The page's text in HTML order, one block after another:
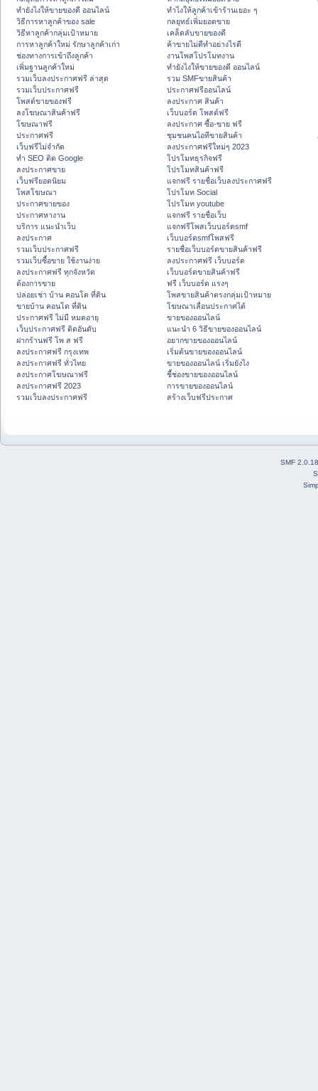
ทํายังไงให้ขายของดี ออนไลน์
วิธีการหาลูกค้าของ sale
วิธีหาลูกค้ากลุ่มเป้าหมาย
การหาลูกค้าใหม่ รักษาลูกค้าเก่า
ช่องทางการเข้าถึงลูกค้า
เพิ่มฐานลูกค้าใหม่
รวมเว็บลงประกาศฟรี ล่าสุด
รวมเว็บประกาศฟรี
โพสต์ขายของฟรี
ลงโฆษณาสินค้าฟรี
โฆษณาฟรี
ประกาศฟรี
เว็บฟรีไม่จำกัด
ทำ SEO ติด Google
ลงประกาศขาย
เว็บฟรียอดนิยม
โพสโฆษณา
ประกาศขายของ
ประกาศหางาน
บริการ แนะนำเว็บ
ลงประกาศ
รวมเว็บประกาศฟรี
รวมเว็บซื้อขาย ใช้งานง่าย
ลงประกาศฟรี ทุกจังหวัด
ต้องการขาย
ปล่อยเช่า บ้าน คอนโด ที่ดิน
ขายบ้าน คอนโด ที่ดิน
ประกาศฟรี ไม่มี หมดอายุ
เว็บประกาศฟรี ติดอันดับ
ฝากร้านฟรี โพ ส ฟรี
ลงประกาศฟรี กรุงเทพ
ลงประกาศฟรี ทั่วไทย
ลงประกาศโฆษณาฟรี
ลงประกาศฟรี 2023
รวมเว็บลงประกาศฟรี
ทําไงให้ลูกค้าเข้าร้านเยอะ ๆ
กลยุทธ์เพิ่มยอดขาย
เคล็ดลับขายของดี
ค้าขายไม่ดีทำอย่างไรดี
งานโพสโปรโมทงาน
ทํายังไงให้ขายของดี ออนไลน์
รวม SMFขายสินค้า
ประกาศฟรีออนไลน์
ลงประกาศ สินค้า
เว็บบอร์ด โพสต์ฟรี
ลงประกาศ ซื้อ-ขาย ฟรี
ชุมชนคนไอทีขายสินค้า
ลงประกาศฟรีใหม่ๆ 2023
โปรโมทธุรกิจฟรี
โปรโมทสินค้าฟรี
แจกฟรี รายชื่อเว็บลงประกาศฟรี
โปรโมท Social
โปรโมท youtube
แจกฟรี รายชื่อเว็บ
แจกฟรีโพสเว็บบอร์ดsmf
เว็บบอร์ดsmfโพสฟรี
รายชื่อเว็บบอร์ดขายสินค้าฟรี
ลงประกาศฟรี เว็บบอร์ด
เว็บบอร์ดขายสินค้าฟรี
ฟรี เว็บบอร์ด แรงๆ
โพสขายสินค้าตรงกลุ่มเป้าหมาย
โฆษณาเลื่อนประกาศได้
ขายของออนไลน์
แนะนำ 6 วิธีขายของออนไลน์
อยากขายของออนไลน์
เริ่มต้นขายของออนไลน์
ขายของออนไลน์ เริ่มยังไง
ชี้ช่องขายของออนไลน์
การขายของออนไลน์
สร้างเว็บฟรีประกาศ
SMF 2.0.18